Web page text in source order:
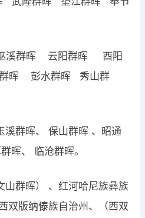
溪群晖 云阳群晖 酉阳
晖 彭水群晖 秀山群
溪群晖、 保山群晖 、昭通
晖、 临沧群晖。
山群晖） 、红河哈尼族彝族
双版纳傣族自治州、（西双